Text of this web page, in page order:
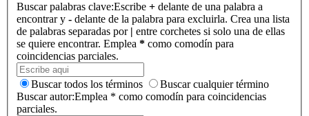
Buscar palabras clave:Escribe + delante de una palabra a
encontrar y - delante de la palabra para excluirla. Crea una lista
de palabras separadas por | entre corchetes si solo una de ellas
se quiere encontrar. Emplea * como comodín para
coincidencias parciales.
Buscar todos los términos
Buscar cualquier término
Buscar autor:Emplea * como comodín para coincidencias
parciales.